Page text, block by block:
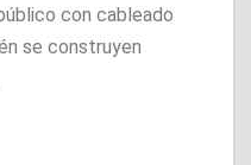
con cableado
se construyen